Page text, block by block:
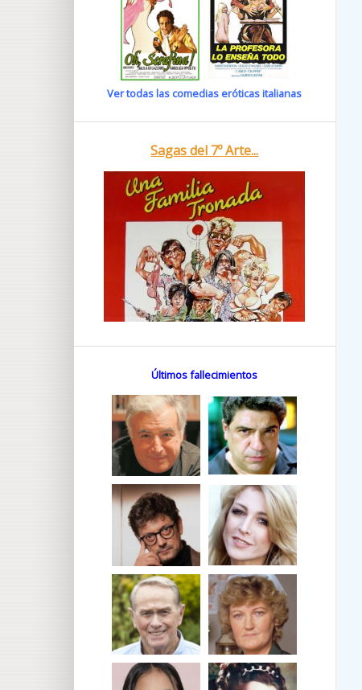
Ver todas las comedias eróticas italianas
Sagas del 7º Arte...
Últimos fallecimientos